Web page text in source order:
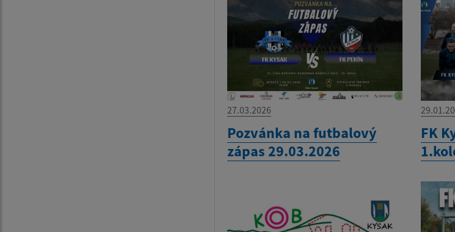
27.03.2026
Pozvánka na futbalový
zápas 29.03.2026
FK